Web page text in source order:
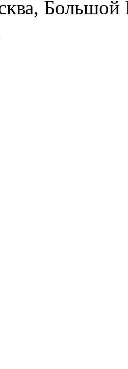
Большой